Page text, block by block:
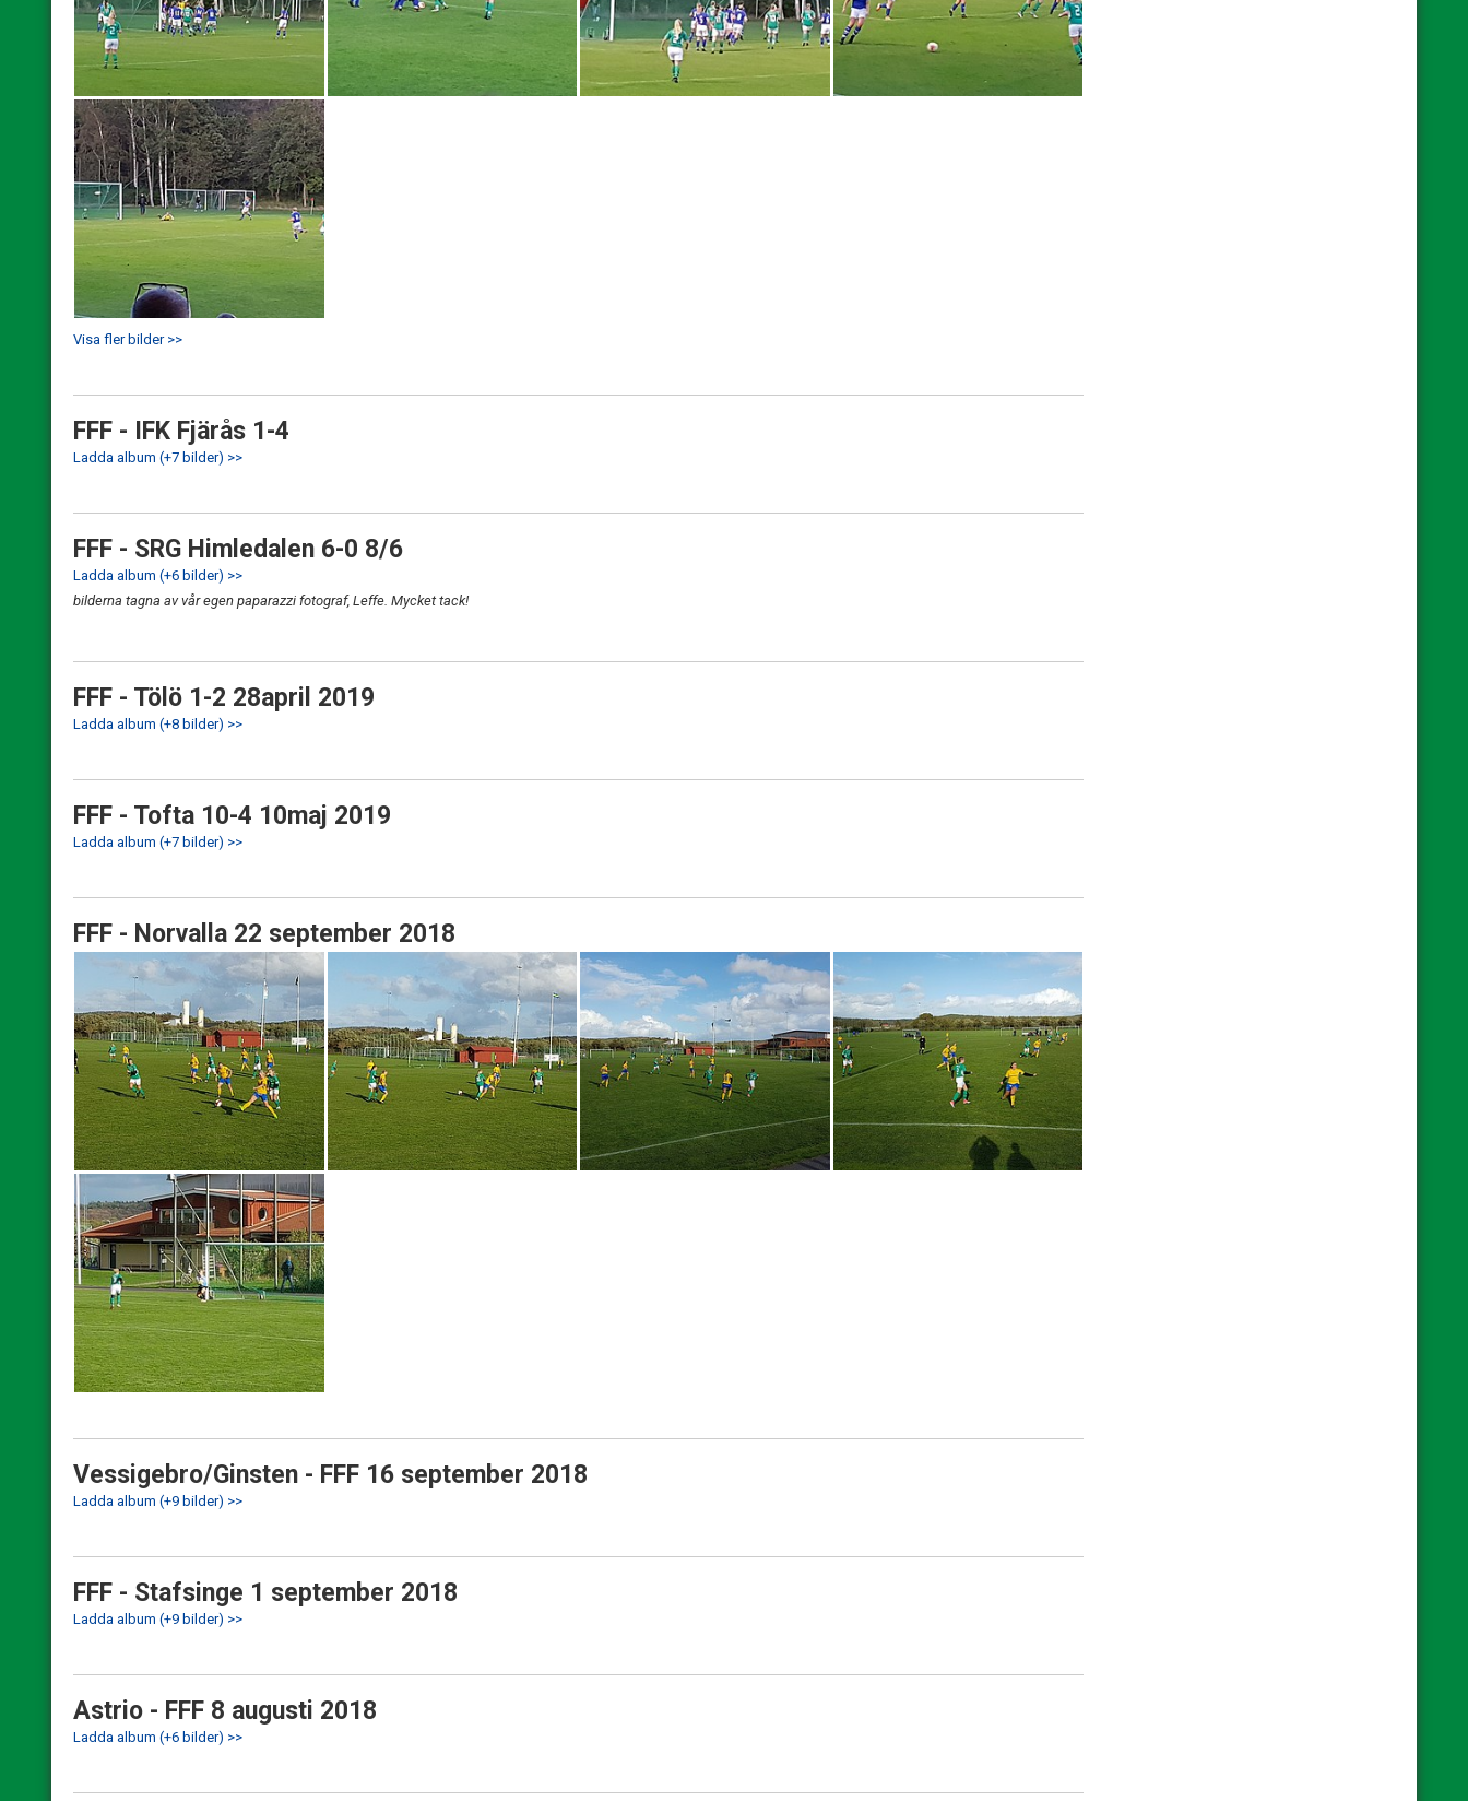
Visa fler bilder >>
FFF - IFK Fjärås 1-4
Ladda album (+7 bilder) >>
FFF - SRG Himledalen 6-0 8/6
Ladda album (+6 bilder) >>
bilderna tagna av vår egen paparazzi fotograf, Leffe. Mycket tack!
FFF - Tölö 1-2 28april 2019
Ladda album (+8 bilder) >>
FFF - Tofta 10-4 10maj 2019
Ladda album (+7 bilder) >>
FFF - Norvalla 22 september 2018
Vessigebro/Ginsten - FFF 16 september 2018
Ladda album (+9 bilder) >>
FFF - Stafsinge 1 september 2018
Ladda album (+9 bilder) >>
Astrio - FFF 8 augusti 2018
Ladda album (+6 bilder) >>